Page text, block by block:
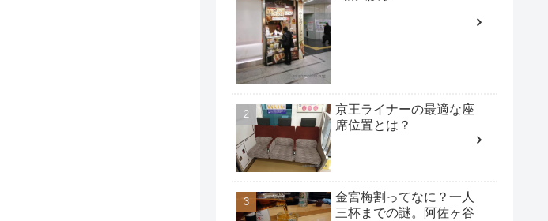
京王ライナーの最適な座
席位置とは？
金宮梅割ってなに？一人
三杯までの謎。阿佐ヶ谷